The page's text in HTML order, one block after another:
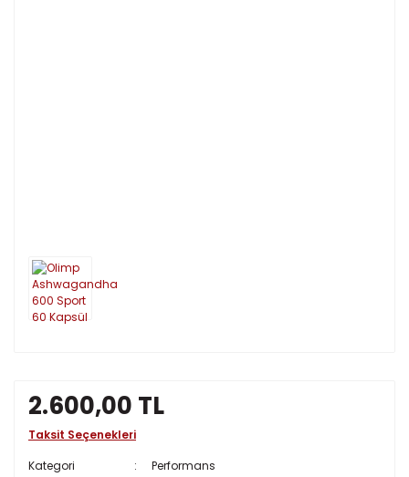
2.600,00 TL
Taksit Seçenekleri
Kategori
Performans